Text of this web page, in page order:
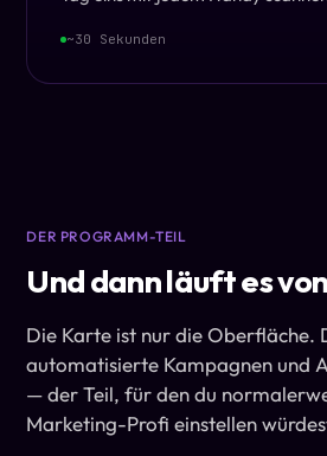
~30 Sekunden
DER PROGRAMM-TEIL
Und dann läuft es
Die Karte ist nur die Oberfläche.
automatisierte Kampagnen und
— der Teil, für den du
Marketing-Profi einstellen